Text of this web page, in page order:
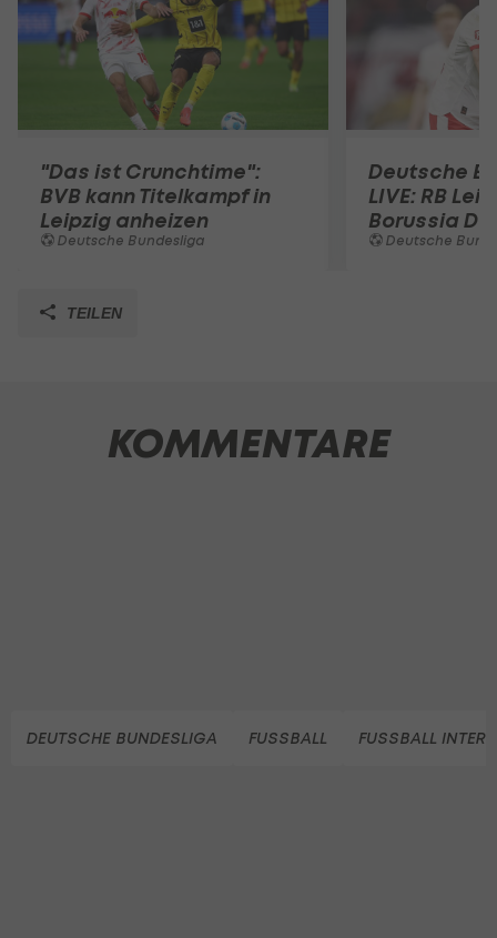
"Das ist Crunchtime":
BVB kann Titelkampf in
Leipzig anheizen
Deutsche Bundesliga
Deutsche
LIVE: RB
Borussia
Deutsche
TEILEN
KOMMENTARE
DEUTSCHE BUNDESLIGA FUSSBALL FUSSBALL